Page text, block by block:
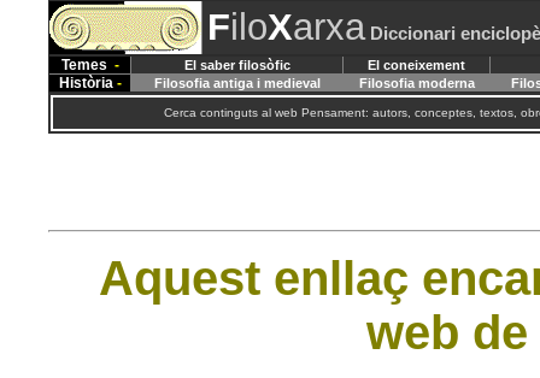
FiloXarxa Diccionari
Temes - El saber filosòfic El coneixement
Història- Filosofia antiga i medieval Filosofia moderna
Cerca continguts al web Pensament: autors, conceptes, textos,
Aquest enllaç
web